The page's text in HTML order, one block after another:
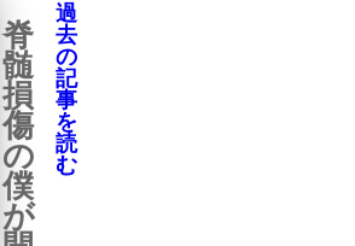
脊
髄
損
傷
の
僕
が
過
去
の
記
事
を
読
む